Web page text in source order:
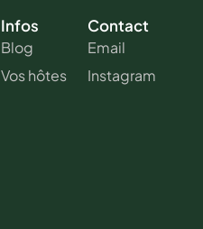
Infos
Blog
Vos hôtes
Contact
Email
Instagram